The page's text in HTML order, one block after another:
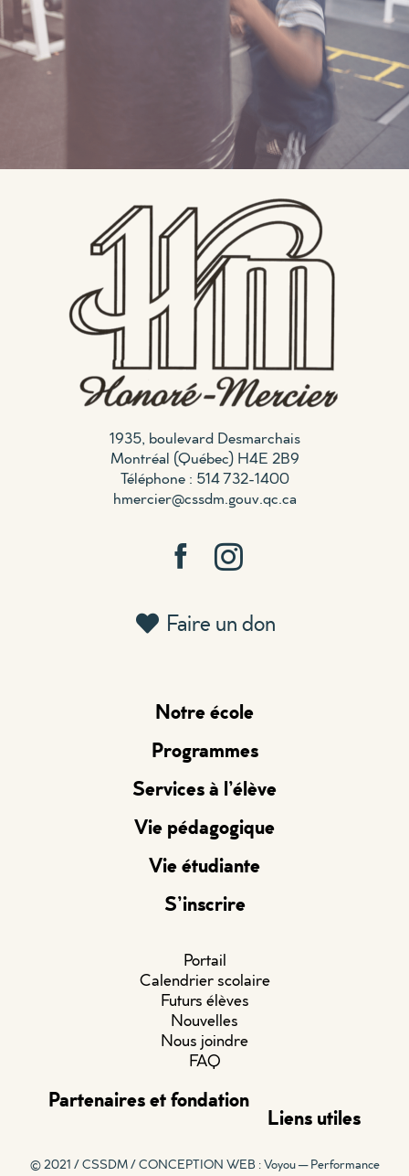
1935, boulevard Desmarchais
Montréal (Québec) H4E 2B9
Téléphone : 514 732-1400
hmercier@cssdm.gouv.qc.ca
Faire un don
Notre école
Programmes
Services à l’élève
Vie pédagogique
Vie étudiante
S’inscrire
Portail
Calendrier scolaire
Futurs élèves
Nouvelles
Nous joindre
FAQ
Partenaires et fondation
Liens utiles
© 2021 / CSSDM /CONCEPTION WEB : Voyou — Performance